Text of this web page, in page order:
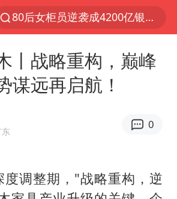
80后女柜员逆袭成4200亿银行副行长
金饰克价大幅跳涨
24小时不关空调 电费会更低吗
女子利用漏洞0元买了3千台电器
丨战略重构，巅峰
谋远再启航！
东
0
度调整期，"战略重构，逆